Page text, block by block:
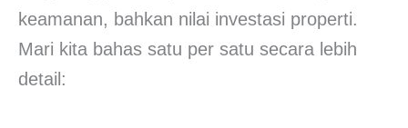
keamanan, bahkan nilai investasi properti.
Mari kita bahas satu per satu secara lebih
detail: